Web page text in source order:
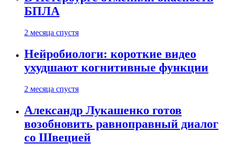
БПЛА
2 месяца спустя
Нейробиологи: короткие видео
ухудшают когнитивные функции
2 месяца спустя
Александр Лукашенко готов
возобновить равноправный диалог
со Швецией